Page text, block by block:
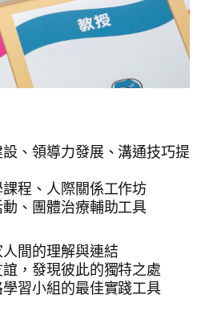
設、領導力發展、溝通技巧提
程、人際關係工作坊
、團體治療輔助工具
間的理解與連結
，發現彼此的獨特之處
習小組的最佳實踐工具